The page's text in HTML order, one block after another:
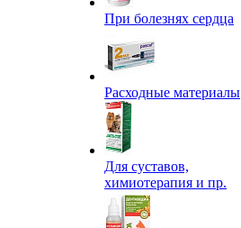
При болезнях сердца
Расходные материалы
Для суставов,
химиотерапия и пр.